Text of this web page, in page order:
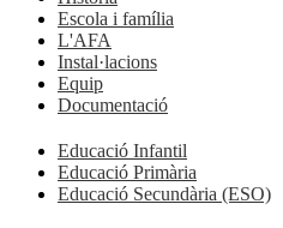
Escola i família
L'AFA
Instal·lacions
Equip
Documentació
Educació Infantil
Educació Primària
Educació Secundària (ESO)